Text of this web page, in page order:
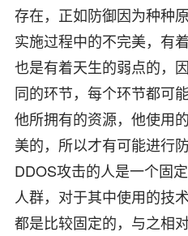
存在，正如防御因为种种
实施过程中的不完美，有
也是有着天生的弱点的，
同的环节，每个环节都可
他所拥有的资源，他使用
美的，所以才有可能进行
DDOS攻击的人是一个固
人群，对于其中使用的技
都是比较固定的，与之相